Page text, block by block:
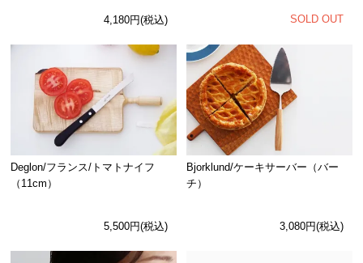
4,180円(税込) SOLD OUT
Deglon/フランス/トマトナイフ
（11cm）
5,500円(税込)
Bjorklund/ケーキサーバー（バー
チ）
3,080円(税込)